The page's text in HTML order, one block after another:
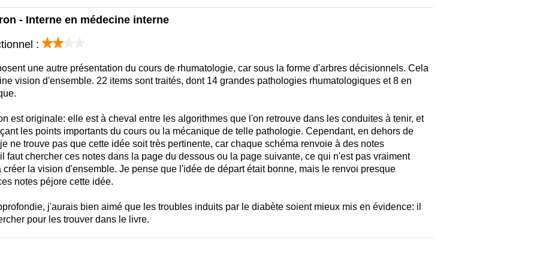
- Interne en médecine interne
:
une autre présentation du cours de rhumatologie, car sous la forme d'arbres décisionnels. Cela
vision d'ensemble. 22 items sont traités, dont 14 grandes pathologies rhumatologiques et 8 en
est originale: elle est à cheval entre les algorithmes que l'on retrouve dans les conduites à tenir, et
les points importants du cours ou la mécanique de telle pathologie. Cependant, en dehors de
ne trouve pas que cette idée soit très pertinente, car chaque schéma renvoie à des notes
faut chercher ces notes dans la page du dessous ou la page suivante, ce qui n'est pas vraiment
créer la vision d'ensemble. Je pense que l'idée de départ était bonne, mais le renvoi presque
notes péjore cette idée.
j'aurais bien aimé que les troubles induits par le diabète soient mieux mis en évidence: il
pour les trouver dans le livre.